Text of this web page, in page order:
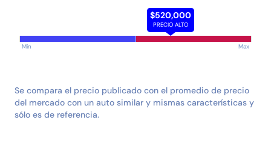
$520,000
PRECIO ALTO
Min Max
Se compara el precio publicado con el promedio de precio
del mercado con un auto similar y mismas características y
sólo es de referencia.